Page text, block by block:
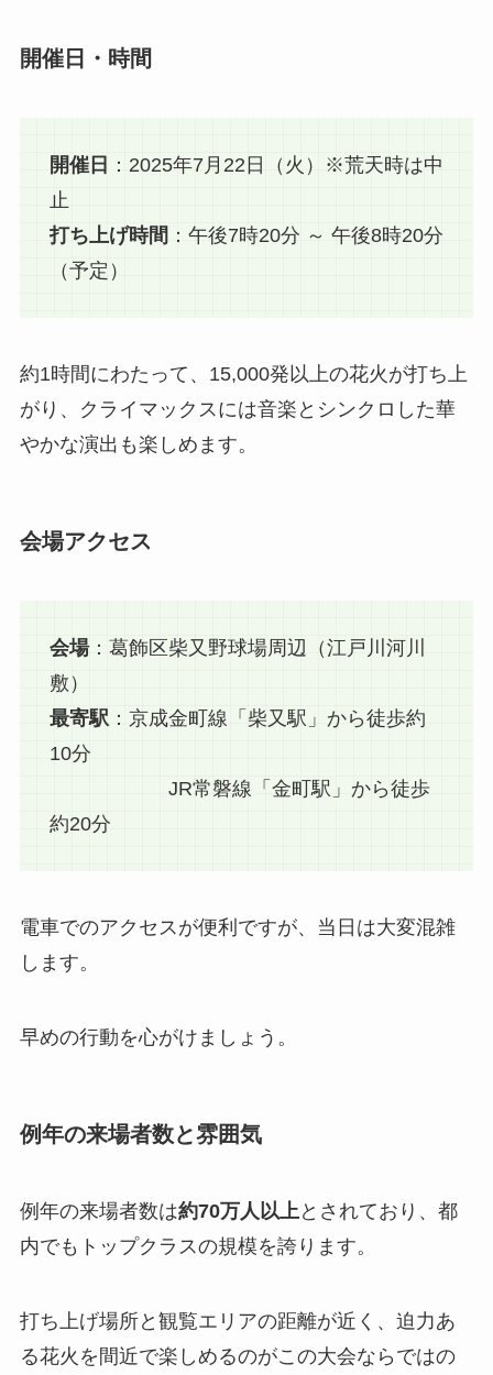
開催日・時間
開催日 ：2025年7月22日（火）※荒天時は中
止
打ち上げ時間 ：午後7時20分 ～ 午後8時20分
（予定）
約1時間にわたって、15,000発以上の花火が打ち上
がり、クライマックスには音楽とシンクロした華
やかな演出も楽しめます。
会場アクセス
会場：葛飾区柴又野球場周辺（江戸川河川
敷）
最寄駅 ：京成金町線「柴又駅」から徒歩約
10分
JR常磐線「金町駅」から徒歩
約20分
電車でのアクセスが便利ですが、当日は大変混雑
します。
早めの行動を心がけましょう。
例年の来場者数と雰囲気
例年の来場者数は約70万人以上 とされており、都
内でもトップクラスの規模を誇ります。
打ち上げ場所と観覧エリアの距離が近く、迫力あ
る花火を間近で楽しめるのがこの大会ならではの